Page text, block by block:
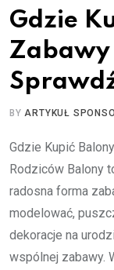
Gdzie
Zabawy
BYARTYKUŁ
Gdzie Kupić
Rodziców Balony
radosna forma
modelować,
dekoracje na
wspólnej zabawy.